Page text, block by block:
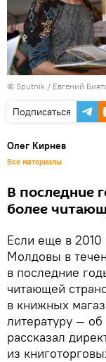
© Sputnik / Евгений
Подписаться
Олег Кирнев
Все материалы
В последние
более
Если еще в
Молдовы в
в последние
читающей
в книжных
литературу —
рассказал
из